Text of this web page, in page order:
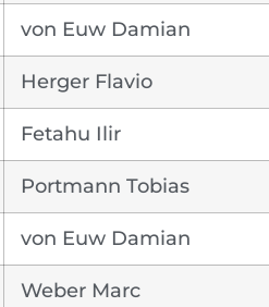
von Euw Damian
Herger Flavio
Fetahu Ilir
Portmann Tobias
von Euw Damian
Weber Marc